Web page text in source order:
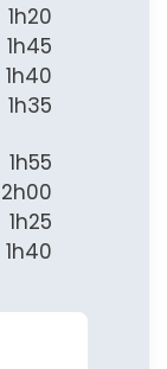
1h20
1h45
1h40
1h35
1h55
2h00
1h25
1h40